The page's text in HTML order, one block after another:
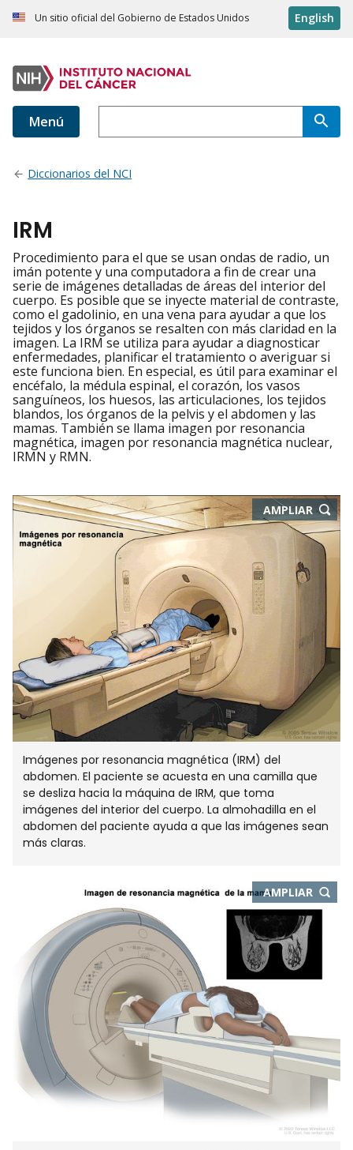
Un sitio oficial del Gobierno de Estados Unidos English
Menú
Diccionarios del NCI
IRM
Procedimiento para el que se usan ondas de radio, un
imán potente y una computadora a fin de crear una
serie de imágenes detalladas de áreas del interior del
cuerpo. Es posible que se inyecte material de contraste,
como el gadolinio, en una vena para ayudar a que los
tejidos y los órganos se resalten con más claridad en la
imagen. La IRM se utiliza para ayudar a diagnosticar
enfermedades, planificar el tratamiento o averiguar si
este funciona bien. En especial, es útil para examinar el
encéfalo, la médula espinal, el corazón, los vasos
sanguíneos, los huesos, las articulaciones, los tejidos
blandos, los órganos de la pelvis y el abdomen y las
mamas. También se llama imagen por resonancia
magnética, imagen por resonancia magnética nuclear,
IRMN y RMN.
AMPLIAR-
ABRE
EN
NUEVA
Imágenes por resonancia magnética (IRM) del
abdomen. El paciente se acuesta en una camilla que
se desliza hacia la máquina de IRM, que toma
imágenes del interior del cuerpo. La almohadilla en el
abdomen del paciente ayuda a que las imágenes sean
más claras.
AMPLIAR-
ABRE
EN